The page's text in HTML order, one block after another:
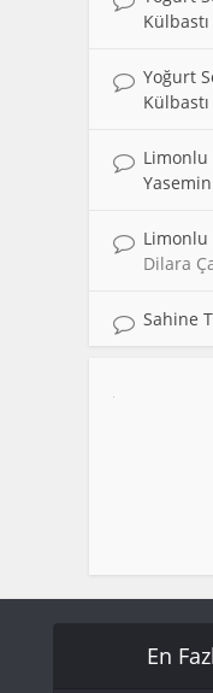
Yoğurt
Limonlu
Yasemin
Limonlu
Dilara
Sahine
En